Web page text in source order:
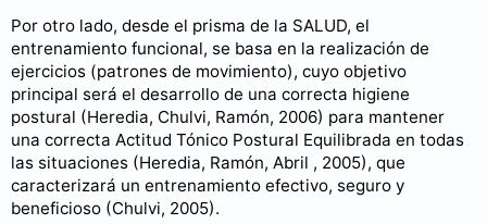
Por otro lado, desde el prisma de la SALUD, el
entrenamiento funcional, se basa en la realización de
ejercicios (patrones de movimiento), cuyo objetivo
principal será el desarrollo de una correcta higiene
postural (Heredia, Chulvi, Ramón, 2006) para mantener
una correcta Actitud Tónico Postural Equilibrada en todas
las situaciones (Heredia, Ramón, Abril , 2005), que
caracterizará un entrenamiento efectivo, seguro y
beneficioso (Chulvi, 2005).